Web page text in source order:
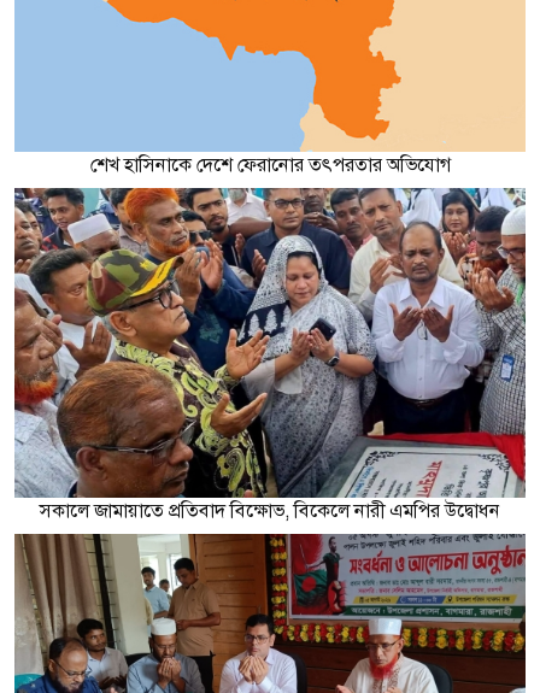
শেখ হাসিনাকে দেশে ফেরানোর তৎপরতার অভিযোগ
সকালে জামায়াতে প্রতিবাদ বিক্ষোভ, বিকেলে নারী এমপির উদ্বোধন